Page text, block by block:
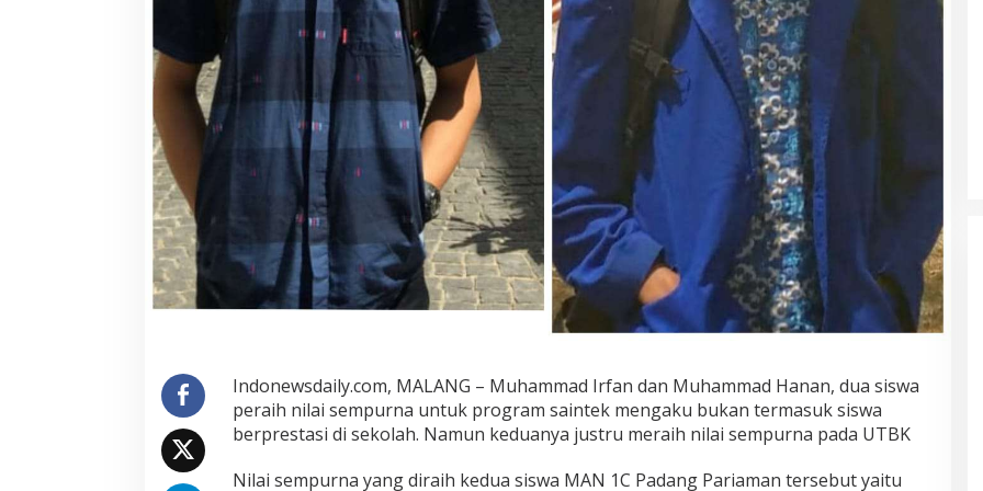
i
m
U
B
N
i
l
T
B
K
e
Indonewsdaily.com, MALANG – Muhammad Irfan dan Muhammad Hanan, dua siswa
peraih nilai sempurna untuk program saintek mengaku bukan termasuk siswa
berprestasi di sekolah. Namun keduanya justru meraih nilai sempurna pada UTBK
Nilai sempurna yang diraih kedua siswa MAN 1C Padang Pariaman tersebut yaitu
Akademisi UNJ Kenalkan AI
sebagai Reflective Feedback Tool
untuk Guru SD Kota Depok